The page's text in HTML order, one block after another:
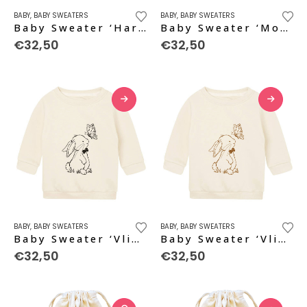
product
heeft
optie
kan
gekozen
worden
op
BABY, BABY SWEATERS
Baby Sweater ‘Hart’ – caramel
€32,50
product
heeft
optie
kan
gekozen
worden
op
BABY, BABY SWEATERS
Baby Sweater ‘Monstertje’ – black pure
€32,50
product
heeft
BABY, BABY SWEATERS
Baby Sweater ‘Vlinder’ – black pure
€32,50
product
heeft
BABY, BABY SWEATERS
Baby Sweater ‘Vlinder’ – caramel
€32,50